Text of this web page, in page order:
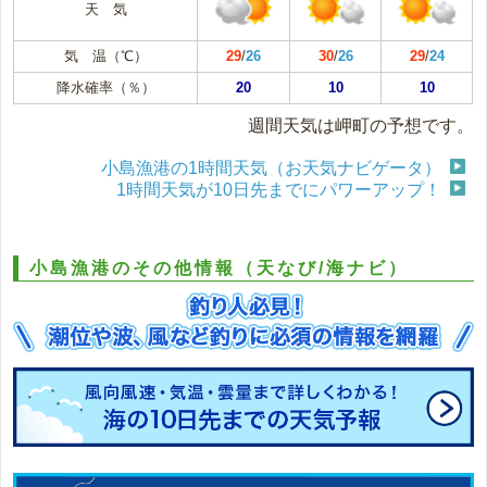
天 気
気 温（℃） 29/26 30/26 29/24
降水確率（％）
20 10 10
週間天気は岬町の予想です。
小島漁港の1時間天気（お天気ナビゲータ）
1時間天気が10日先までにパワーアップ！
小島漁港のその他情報（天なび/海ナビ）